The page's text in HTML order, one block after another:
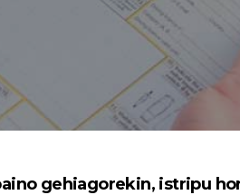
gehiagorekin, istripu